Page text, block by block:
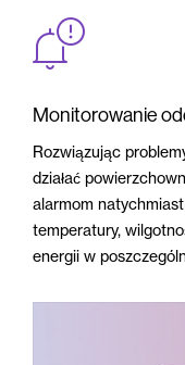
Monitorowanie
Rozwiązując
działać
alarmom
temperatury,
energii w